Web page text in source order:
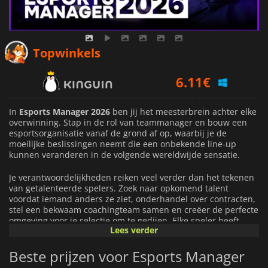
Topwinkels
6.72€
8.69€
In Esports Manager 2026 ben jij het meesterbrein achter elke
overwinning. Stap in de rol van teammanager en bouw een
esportsorganisatie vanaf de grond af op, waarbij je de
moeilijke beslissingen neemt die een onbekende line-up
kunnen veranderen in de volgende wereldwijde sensatie.
Je verantwoordelijkheden reiken veel verder dan het tekenen
van getalenteerde spelers. Zoek naar opkomend talent
voordat iemand anders ze ziet, onderhandel over contracten,
stel een bekwaam coachingteam samen en creëer de perfecte
omgeving voor je selectie om te gedijen. Elke speler heeft
unieke sterke en zwakke punten en persoonlijkheden, dus het
mechanische vaardigheid.
Lees verder
Beste prijzen voor Esports Manager